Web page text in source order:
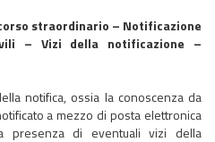
straordinario – Notificazione
– Vizi della notificazione –
notifica, ossia la conoscenza da
a mezzo di posta elettronica
presenza di eventuali vizi della